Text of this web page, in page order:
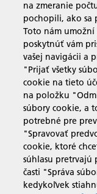
Obchodné
Produkty a
Podpora a
Zdroje
sledujte nás
na zmeranie
pochopili, ako sa
Toto nám umožní
poskytnúť vám
vašej navigácii a
"Prijať všetky
cookie na tieto
na položku
súbory cookie, a
potrebné pre
"Spravovať
cookie, ktoré
súhlasu pretrvajú
časti "Správa
kedykoľvek